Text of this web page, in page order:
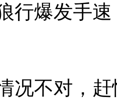
行爆发手速
况不对，赶